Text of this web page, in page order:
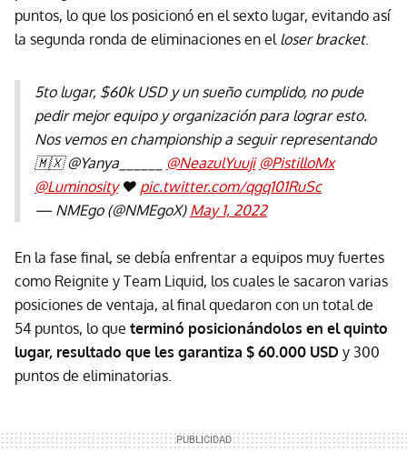
puntos, lo que los posicionó en el sexto lugar, evitando así
la segunda ronda de eliminaciones en el loser bracket.
5to lugar, $60k USD y un sueño cumplido, no pude
pedir mejor equipo y organización para lograr esto.
Nos vemos en championship a seguir representando
🇲🇽 @Yanya______ @NeazulYuuji @PistilloMx
@Luminosity❤️ pic.twitter.com/qgq101RuSc
— NMEgo (@NMEgoX) May 1, 2022
En la fase final, se debía enfrentar a equipos muy fuertes
como Reignite y Team Liquid, los cuales le sacaron varias
posiciones de ventaja, al final quedaron con un total de
54 puntos, lo que terminó posicionándolos en el quinto
lugar, resultado que les garantiza $ 60.000 USD y 300
puntos de eliminatorias.